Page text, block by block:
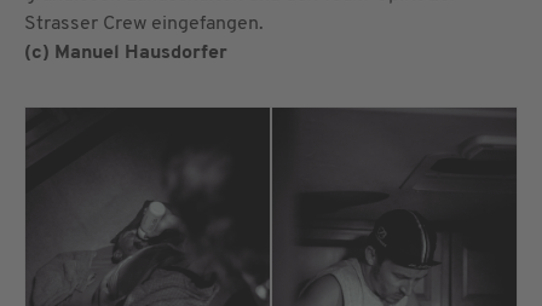
Strasser Crew eingefangen.
(c) Manuel Hausdorfer